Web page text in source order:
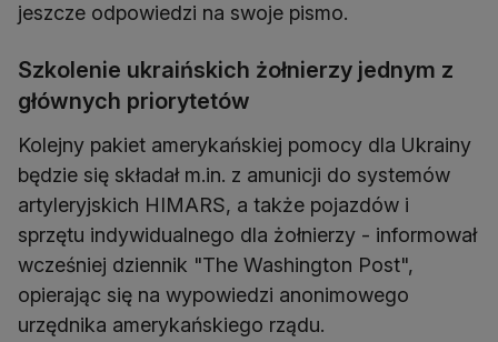
jeszcze odpowiedzi na swoje pismo.
Szkolenie ukraińskich żołnierzy jednym z
głównych priorytetów
Kolejny pakiet amerykańskiej pomocy dla Ukrainy
będzie się składał m.in. z amunicji do systemów
artyleryjskich HIMARS, a także pojazdów i
sprzętu indywidualnego dla żołnierzy - informował
wcześniej dziennik "The Washington Post",
opierając się na wypowiedzi anonimowego
urzędnika amerykańskiego rządu.